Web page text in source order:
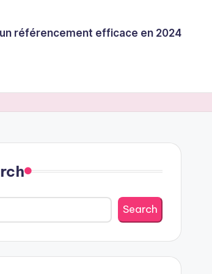
référencement efficace en 2024
Search